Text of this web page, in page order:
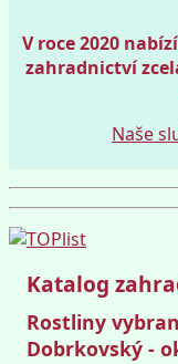
V roce 2020
zahradnictví
Naše
Katalog
Rostliny
Dobrkovský -